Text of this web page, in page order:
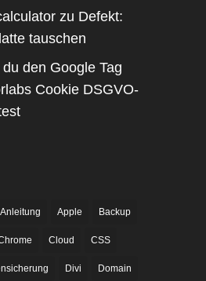
zu Defekt:
tauschen
den Google Tag
Cookie DSGVO-
Anleitung Apple Backup
Cloud CSS
Divi Domain